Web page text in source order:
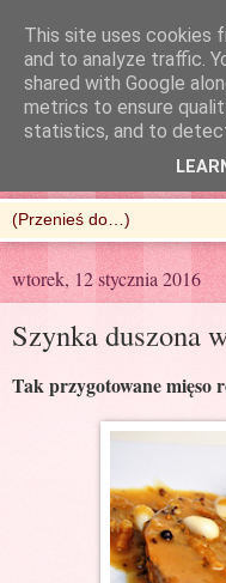
R'n'G
wtorek, 12 stycznia 2016
Szynka duszona
Tak przygotowane mięso
This site uses cookies
and to analyze traffic.
shared with Google
metrics to ensure
statistics, and to